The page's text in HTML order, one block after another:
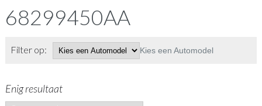
68299450AA
Filter op: Kies een Automodel
Enig resultaat